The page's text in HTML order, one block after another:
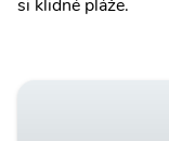
si klidné pláže.